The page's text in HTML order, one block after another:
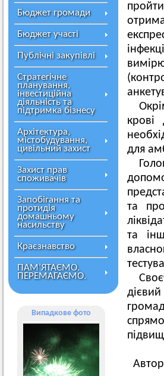
Бюджет громади
Бюджет участі
Публічні закупівлі
Стратегічне
планування,
інвестиційна
діяльність та
підтримка бізнесу
Архітектура,
містобудування,
цивільний захист
Захист прав
споживачів
Запобігання та
протидія
домашньому
насильству
Краєзнавство
ПАМ’ЯТАЄМО.
ПЕРЕМАГАЄМО.
Випадкове фото
крові
для
та
та